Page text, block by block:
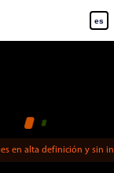
es
en alta definición y sin